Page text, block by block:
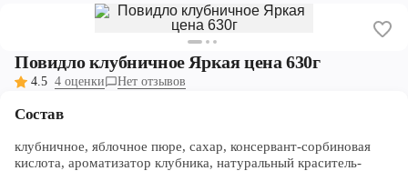
Коряжма
Котлас
Новодвинск
Повидло клубничное Яркая цена 630г
4.5 4 оценки Нет отзывов
Состав
клубничное, яблочное пюре, сахар, консервант-сорбиновая
кислота, ароматизатор клубника, натуральный краситель-